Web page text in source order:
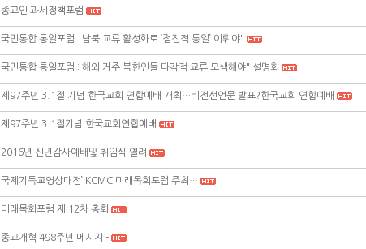
종교인 과세정책포럼
국민통합 통일포럼 : 남북 교류 활성화로 ‘점진적 통일’ 이뤄야"
국민통합 통일포럼 : 해외 거주 북한인들 다각적 교류 모색해야" 설명회
제97주년 3.1절 기념 한국교회 연합예배 개최…비전선언문 발표?한국교회 연합예배
제97주년 3.1절기념 한국교회연합예배
2016년 신년감사예배및 취임식 열려
국제기독교영상대전’ KCMC·미래목회포럼 주최…
미래목회포럼 제 12차 총회
종교개혁 498주년 메시지 -